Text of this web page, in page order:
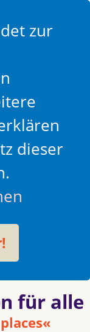
zur
dieser
für alle